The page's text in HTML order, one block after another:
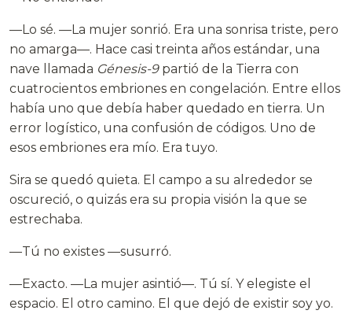
—Lo sé. —La mujer sonrió. Era una sonrisa triste, pero
no amarga—. Hace casi treinta años estándar, una
nave llamada Génesis-9partió de la Tierra con
cuatrocientos embriones en congelación. Entre ellos
había uno que debía haber quedado en tierra. Un
error logístico, una confusión de códigos. Uno de
esos embriones era mío. Era tuyo.
Sira se quedó quieta. El campo a su alrededor se
oscureció, o quizás era su propia visión la que se
estrechaba.
—Tú no existes —susurró.
—Exacto. —La mujer asintió—. Tú sí. Y elegiste el
espacio. El otro camino. El que dejó de existir soy yo.